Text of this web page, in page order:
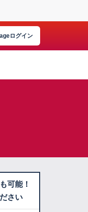
ログイン
可能！
さい